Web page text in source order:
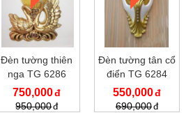
Đèn tường thiên
nga TG 6286
750,000
950,000
Đèn tường tân cổ
điển TG 6284
550,000
690,000